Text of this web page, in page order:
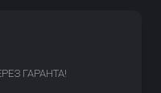
ГАРАНТА!